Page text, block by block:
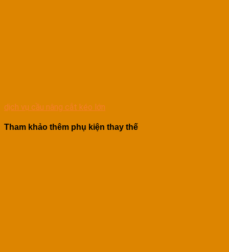
dịch vụ cầu nâng cắt kéo lớn
Tham khảo thêm phụ kiện thay thế